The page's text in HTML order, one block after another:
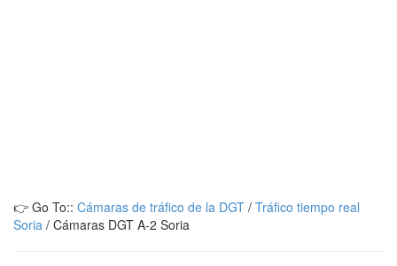
👉 Go To:: Cámaras de tráfico de la DGT / Tráfico tiempo real
Soria / Cámaras DGT A-2 Soria